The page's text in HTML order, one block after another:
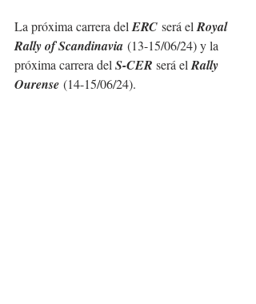
La próxima carrera del ERC será el Royal
Rally of Scandinavia (13-15/06/24) y la
próxima carrera del S-CER será el Rally
Ourense (14-15/06/24).